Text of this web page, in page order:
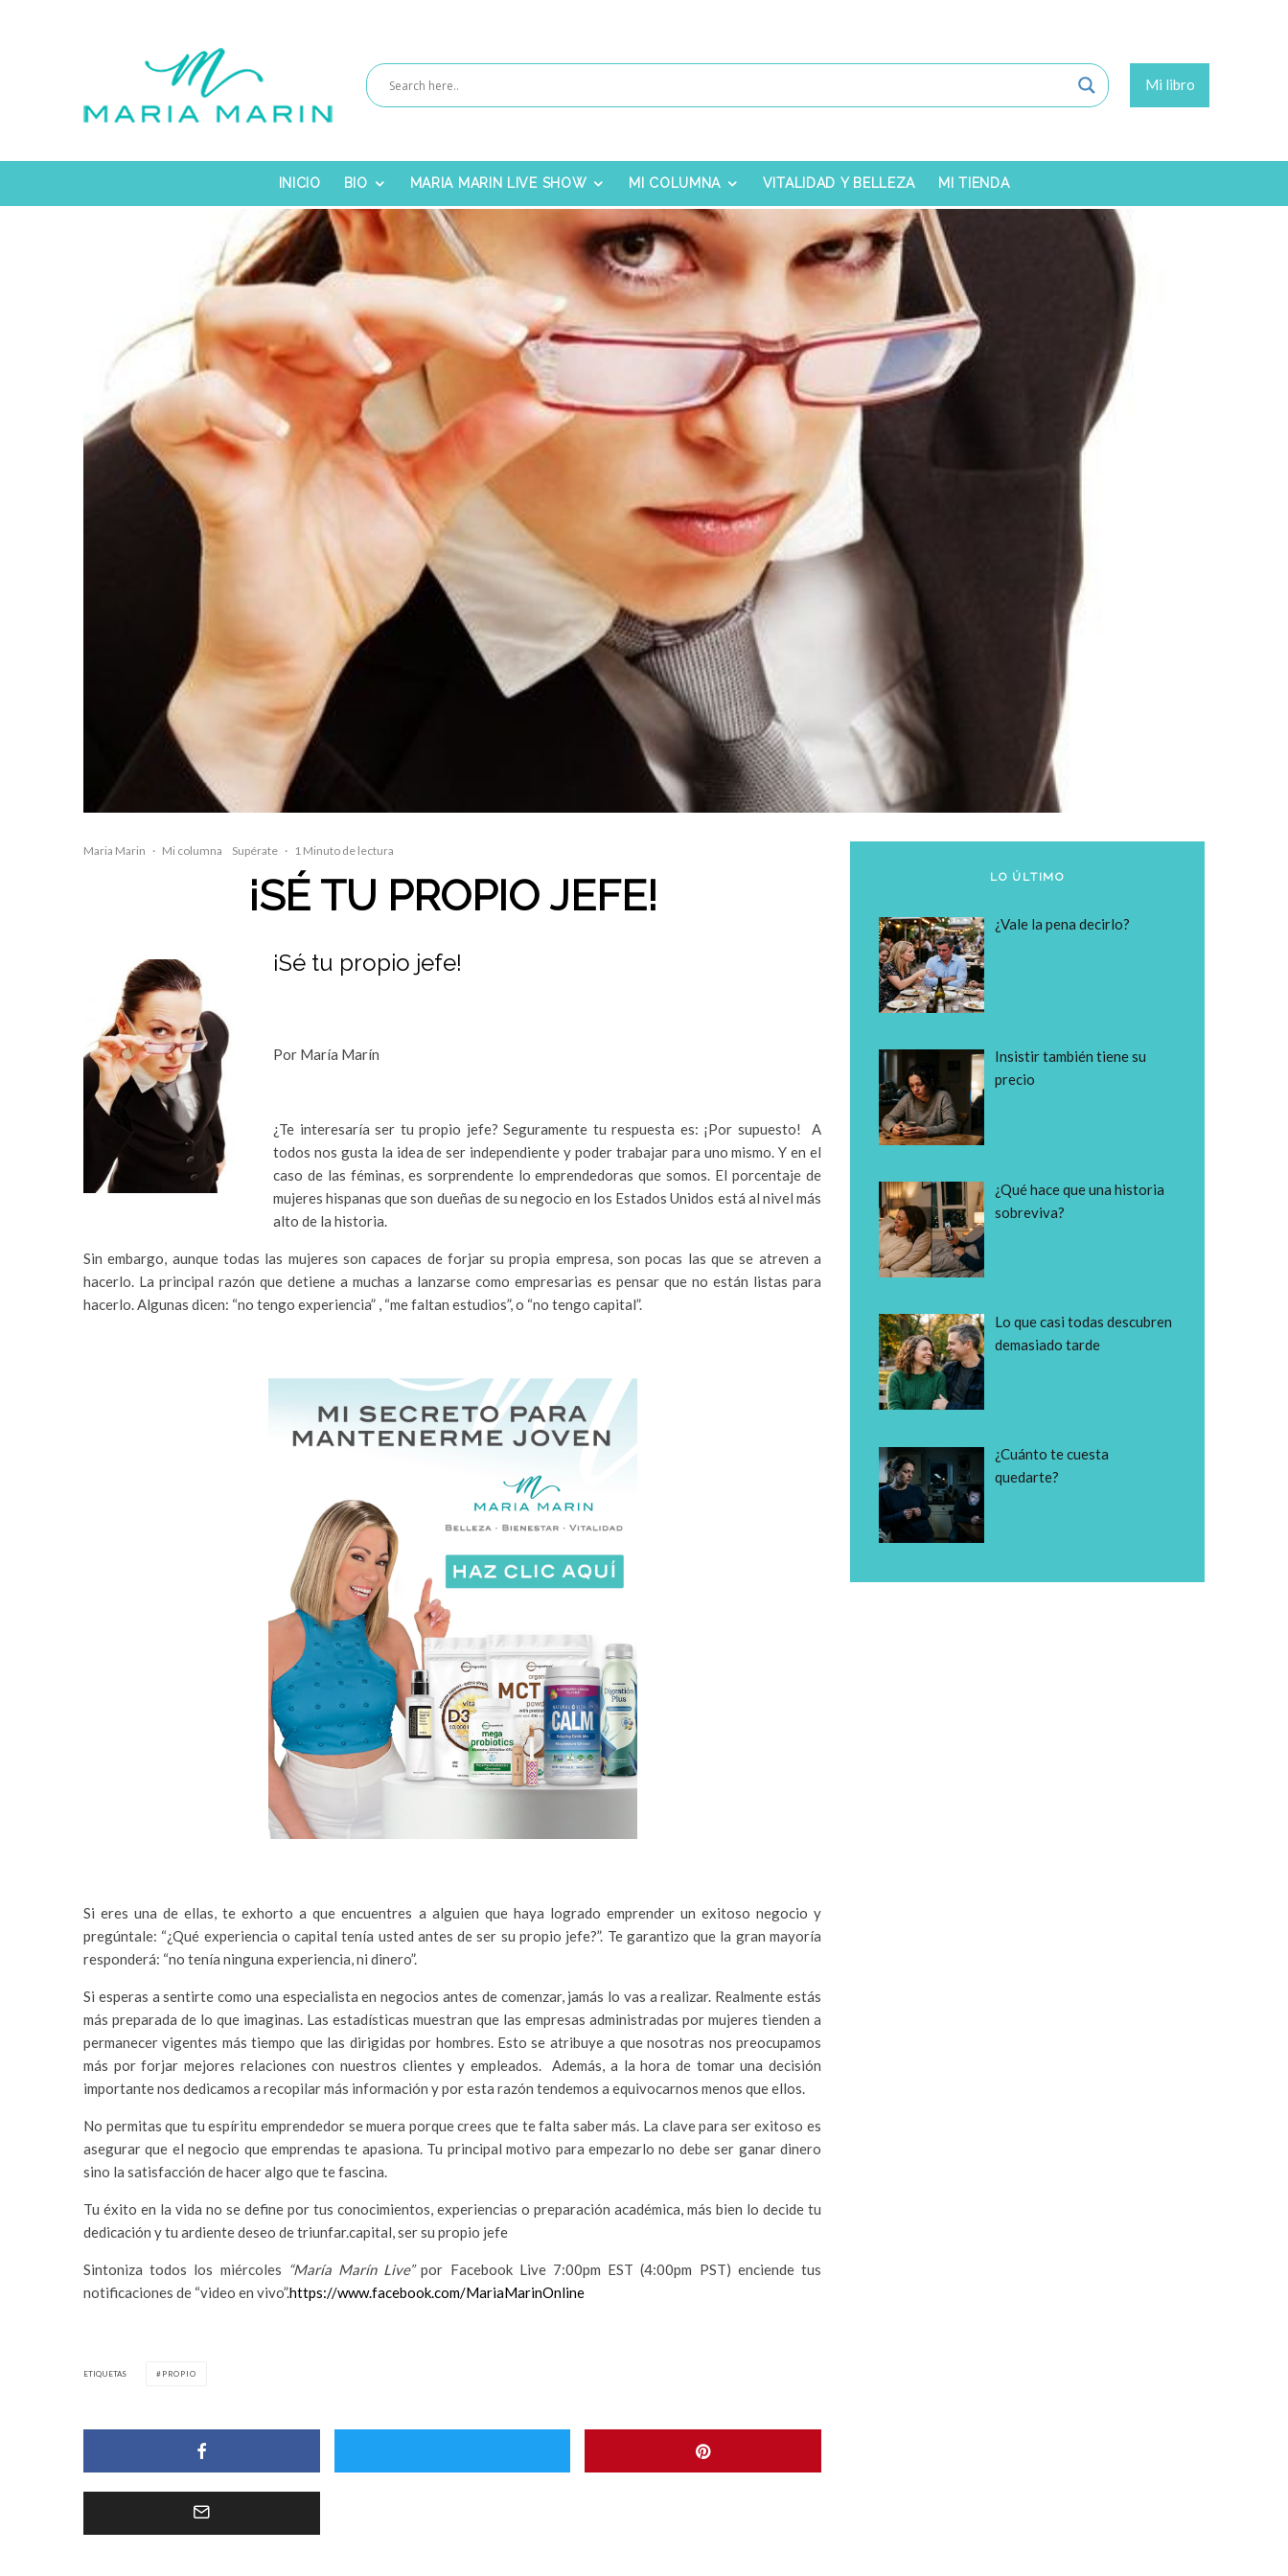
Mi libro
INICIO BIO MARIA MARIN LIVE SHOW MI COLUMNA VITALIDAD Y BELLEZA MI TIENDA
Maria Marin · Mi columna Supérate · 1 Minuto de lectura
¡SÉ TU PROPIO JEFE!
¡Sé tu propio jefe!
Por María Marín
¿Te interesaría ser tu propio jefe? Seguramente tu respuesta es: ¡Por supuesto! A
todos nos gusta la idea de ser independiente y poder trabajar para uno mismo. Y en el
caso de las féminas, es sorprendente lo emprendedoras que somos. El porcentaje de
mujeres hispanas que son dueñas de su negocio en los Estados Unidos está al nivel más
alto de la historia.
Sin embargo, aunque todas las mujeres son capaces de forjar su propia empresa, son pocas las que se atreven a
hacerlo. La principal razón que detiene a muchas a lanzarse como empresarias es pensar que no están listas para
hacerlo. Algunas dicen: “no tengo experiencia” , “me faltan estudios”, o “no tengo capital”.
Si eres una de ellas, te exhorto a que encuentres a alguien que haya logrado emprender un exitoso negocio y
pregúntale: “¿Qué experiencia o capital tenía usted antes de ser su propio jefe?”. Te garantizo que la gran mayoría
responderá: “no tenía ninguna experiencia, ni dinero”.
Si esperas a sentirte como una especialista en negocios antes de comenzar, jamás lo vas a realizar. Realmente estás
más preparada de lo que imaginas. Las estadísticas muestran que las empresas administradas por mujeres tienden a
permanecer vigentes más tiempo que las dirigidas por hombres. Esto se atribuye a que nosotras nos preocupamos
más por forjar mejores relaciones con nuestros clientes y empleados. Además, a la hora de tomar una decisión
importante nos dedicamos a recopilar más información y por esta razón tendemos a equivocarnos menos que ellos.
No permitas que tu espíritu emprendedor se muera porque crees que te falta saber más. La clave para ser exitoso es
asegurar que el negocio que emprendas te apasiona. Tu principal motivo para empezarlo no debe ser ganar dinero
sino la satisfacción de hacer algo que te fascina.
Tu éxito en la vida no se define por tus conocimientos, experiencias o preparación académica, más bien lo decide tu
dedicación y tu ardiente deseo de triunfar.capital, ser su propio jefe
Sintoniza todos los miércoles “María Marín Live”por Facebook Live 7:00pm EST (4:00pm PST) enciende tus
notificaciones de “video en vivo”.https://www.facebook.com/MariaMarinOnline
ETIQUETAS PROPIO
LO ÚLTIMO
¿Vale la pena decirlo?
Insistir también tiene su
precio
¿Qué hace que una historia
sobreviva?
Lo que casi todas descubren
demasiado tarde
¿Cuánto te cuesta
quedarte?